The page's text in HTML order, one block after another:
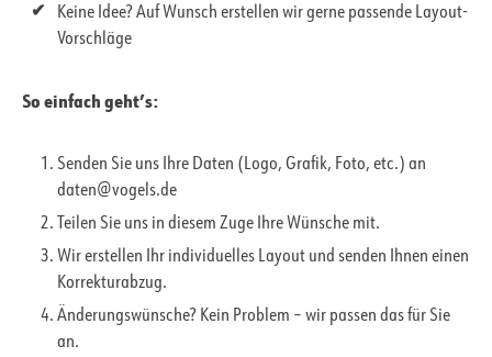
Keine Idee? Auf Wunsch erstellen wir gerne passende Layout-
Vorschläge
So einfach geht’s:
Senden Sie uns Ihre Daten (Logo, Grafik, Foto, etc.) an
daten@vogels.de
Teilen Sie uns in diesem Zuge Ihre Wünsche mit.
Wir erstellen Ihr individuelles Layout und senden Ihnen einen
Korrekturabzug.
Änderungswünsche? Kein Problem – wir passen das für Sie
an.